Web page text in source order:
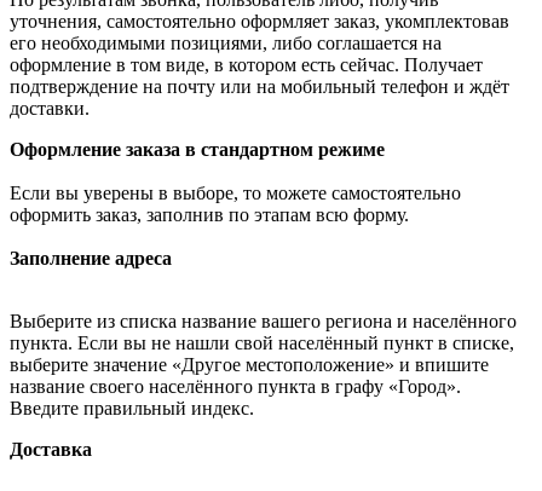
уточнения, самостоятельно оформляет заказ, укомплектовав
его необходимыми позициями, либо соглашается на
оформление в том виде, в котором есть сейчас. Получает
подтверждение на почту или на мобильный телефон и ждёт
доставки.
Оформление заказа в стандартном режиме
Если вы уверены в выборе, то можете самостоятельно
оформить заказ, заполнив по этапам всю форму.
Заполнение адреса
Выберите из списка название вашего региона и населённого
пункта. Если вы не нашли свой населённый пункт в списке,
выберите значение «Другое местоположение» и впишите
название своего населённого пункта в графу «Город».
Введите правильный индекс.
Доставка